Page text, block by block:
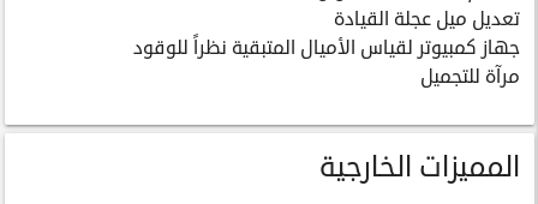
تعديل ميل عجلة القيادة
جهاز كمبيوتر لقياس الأميال المتبقية نظراً للوقود
مرآة للتجميل
المميزات الخارجية